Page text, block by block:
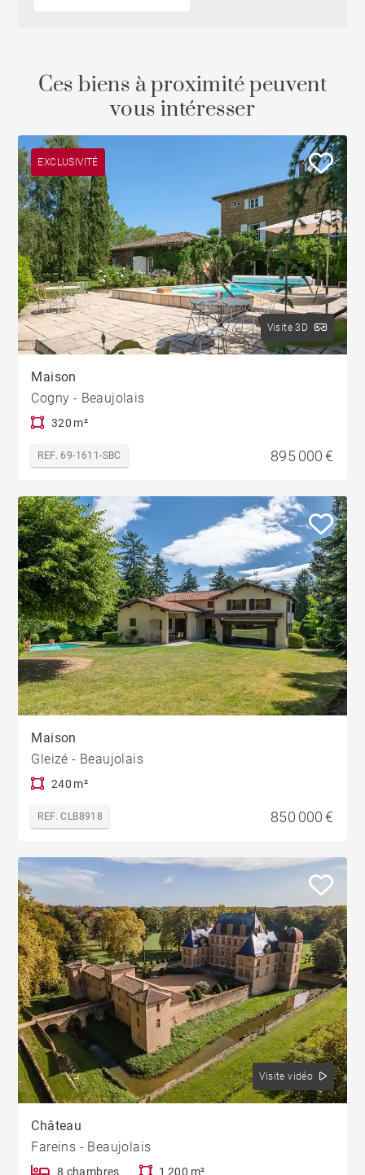
Ces biens à proximité peuvent
vous intéresser
EXCLUSIVITÉ
Visite 3D
Maison
Cogny - Beaujolais
320 m²
REF. 69-1611-SBC 895 000 €
Maison
Gleizé - Beaujolais
240 m²
REF. CLB8918 850 000 €
Visite vidéo
Château
Fareins - Beaujolais
8 chambres 1 200 m²